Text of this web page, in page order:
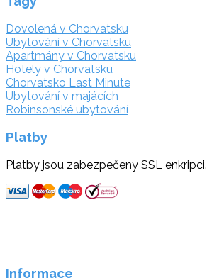
Dovolená v Chorvatsku
Ubytování v Chorvatsku
Apartmány v Chorvatsku
Hotely v Chorvatsku
Chorvatsko Last Minute
Ubytování v majácích
Robinsonské ubytování
Platby
Platby jsou zabezpečeny SSL enkripci.
Informace